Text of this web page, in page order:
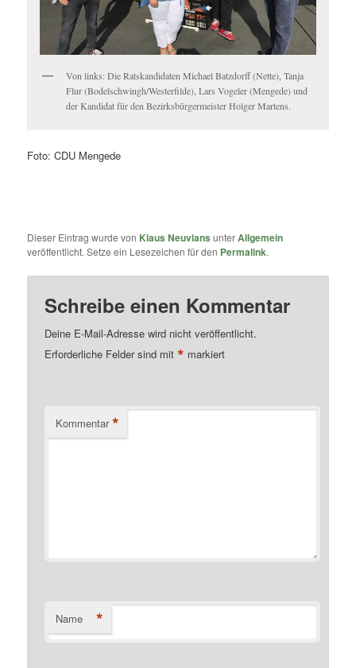
Von links: Die Ratskandidaten Michael Batzdorff (Nette), Tanja
Flur (Bodelschwingh/Westerfilde), Lars Vogeler (Mengede) und
der Kandidat für den Bezirksbürgermeister Holger Martens.
Foto: CDU Mengede
Dieser Eintrag wurde von Klaus Neuvians unterAllgemein
veröffentlicht. Setze ein Lesezeichen für den Permalink.
Schreibe einen Kommentar
Deine E-Mail-Adresse wird nicht veröffentlicht.
Erforderliche Felder sind mit* markiert
Kommentar *
Name *